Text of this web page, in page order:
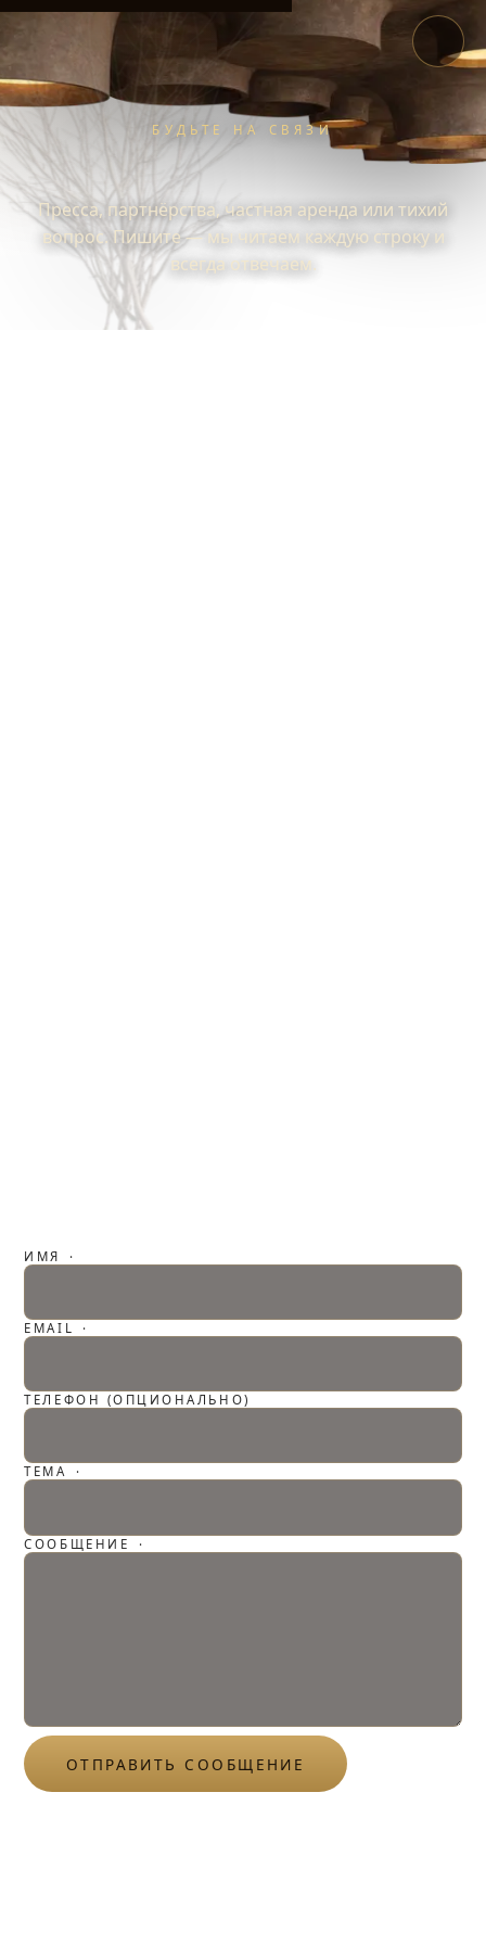
БУДЬТЕ НА СВЯЗИ
Пресса, партнёрства, частная аренда или тихий
вопрос. Пишите — мы читаем каждую строку и
всегда отвечаем.
ИМЯ ·
EMAIL ·
ТЕЛЕФОН (ОПЦИОНАЛЬНО)
ТЕМА ·
СООБЩЕНИЕ ·
ОТПРАВИТЬ СООБЩЕНИЕ